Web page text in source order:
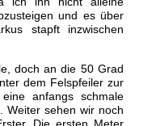
und es über
stapft inzwischen
doch an die 50 Grad
dem Felspfeiler zur
anfangs schmale
Weiter sehen wir noch